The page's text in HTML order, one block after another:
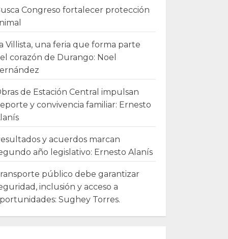
Congreso fortalecer protección
Villista, una feria que forma parte
corazón de Durango: Noel
de Estación Central impulsan
y convivencia familiar: Ernesto
y acuerdos marcan
año legislativo: Ernesto Alanís
público debe garantizar
inclusión y acceso a
Sughey Torres.